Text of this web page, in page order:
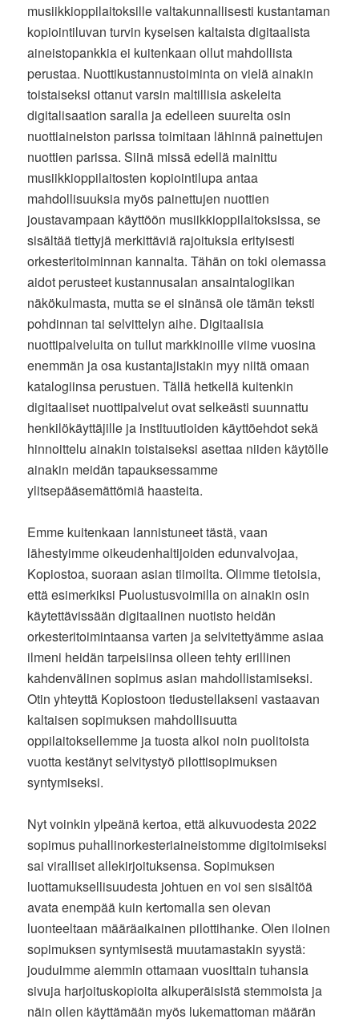
musiikkioppilaitoksille valtakunnallisesti kustantaman
kopiointiluvan turvin kyseisen kaltaista digitaalista
aineistopankkia ei kuitenkaan ollut mahdollista
perustaa. Nuottikustannustoiminta on vielä ainakin
toistaiseksi ottanut varsin maltillisia askeleita
digitalisaation saralla ja edelleen suurelta osin
nuottiaineiston parissa toimitaan lähinnä painettujen
nuottien parissa. Siinä missä edellä mainittu
musiikkioppilaitosten kopiointilupa antaa
mahdollisuuksia myös painettujen nuottien
joustavampaan käyttöön musiikkioppilaitoksissa, se
sisältää tiettyjä merkittäviä rajoituksia erityisesti
orkesteritoiminnan kannalta. Tähän on toki olemassa
aidot perusteet kustannusalan ansaintalogiikan
näkökulmasta, mutta se ei sinänsä ole tämän teksti
pohdinnan tai selvittelyn aihe. Digitaalisia
nuottipalveluita on tullut markkinoille viime vuosina
enemmän ja osa kustantajistakin myy niitä omaan
katalogiinsa perustuen. Tällä hetkellä kuitenkin
digitaaliset nuottipalvelut ovat selkeästi suunnattu
henkilökäyttäjille ja instituutioiden käyttöehdot sekä
hinnoittelu ainakin toistaiseksi asettaa niiden käytölle
ainakin meidän tapauksessamme
ylitsepääsemättömiä haasteita.
Emme kuitenkaan lannistuneet tästä, vaan
lähestyimme oikeudenhaltijoiden edunvalvojaa,
Kopiostoa, suoraan asian tiimoilta. Olimme tietoisia,
että esimerkiksi Puolustusvoimilla on ainakin osin
käytettävissään digitaalinen nuotisto heidän
orkesteritoimintaansa varten ja selvitettyämme asiaa
ilmeni heidän tarpeisiinsa olleen tehty erillinen
kahdenvälinen sopimus asian mahdollistamiseksi.
Otin yhteyttä Kopiostoon tiedustellakseni vastaavan
kaltaisen sopimuksen mahdollisuutta
oppilaitoksellemme ja tuosta alkoi noin puolitoista
vuotta kestänyt selvitystyö pilottisopimuksen
syntymiseksi.
Nyt voinkin ylpeänä kertoa, että alkuvuodesta 2022
sopimus puhallinorkesteriaineistomme digitoimiseksi
sai viralliset allekirjoituksensa. Sopimuksen
luottamuksellisuudesta johtuen en voi sen sisältöä
avata enempää kuin kertomalla sen olevan
luonteeltaan määräaikainen pilottihanke. Olen iloinen
sopimuksen syntymisestä muutamastakin syystä:
jouduimme aiemmin ottamaan vuosittain tuhansia
sivuja harjoituskopioita alkuperäisistä stemmoista ja
näin ollen käyttämään myös lukemattoman määrän